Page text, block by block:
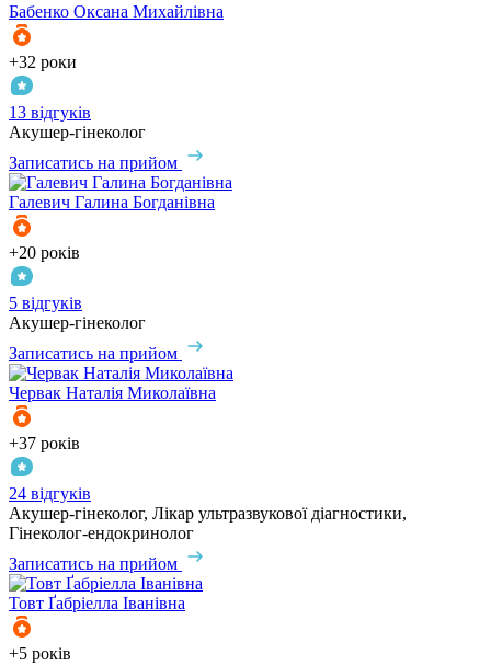
Бабенко Оксана Михайлівна
+32 роки
13 відгуків
Акушер-гінеколог
Записатись на прийом
Галевич Галина Богданівна
+20 років
5 відгуків
Акушер-гінеколог
Записатись на прийом
Червак Наталія Миколаївна
+37 років
24 відгуків
Акушер-гінеколог, Лікар ультразвукової діагностики,
Гінеколог-ендокринолог
Записатись на прийом
Товт Ґабріелла Іванівна
+5 років